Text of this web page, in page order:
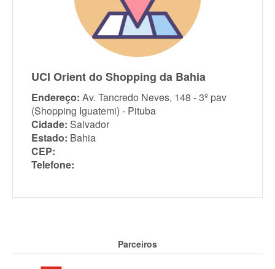
UCI Orient do Shopping da Bahia
Endereço: Av. Tancredo Neves, 148 - 3º pav
(Shopping Iguatemi) - Pituba
Cidade: Salvador
Estado: Bahia
CEP:
Telefone:
Parceiros